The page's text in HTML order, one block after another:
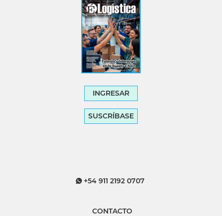
INGRESAR
SUSCRÍBASE
+54 911 2192 0707
CONTACTO